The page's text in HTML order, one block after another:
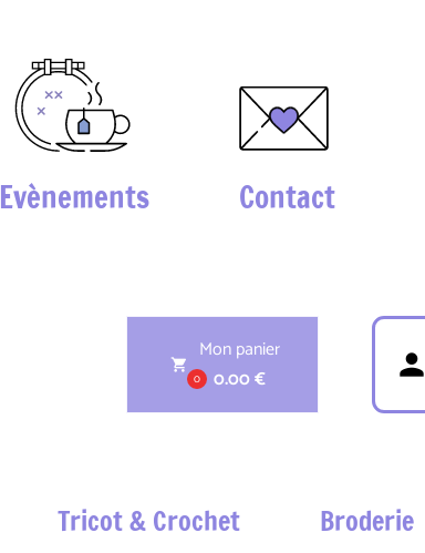
Evènements Contact
Tricot & Crochet
Broderie
shopping_cart
0
Mon panier
0.00 €
person